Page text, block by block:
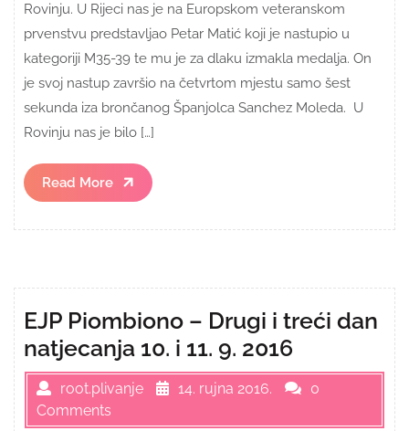
Rovinju. U Rijeci nas je na Europskom veteranskom
prvenstvu predstavljao Petar Matić koji je nastupio u
kategoriji M35-39 te mu je za dlaku izmakla medalja. On
je svoj nastup završio na četvrtom mjestu samo šest
sekunda iza brončanog Španjolca Sanchez Moleda. U
Rovinju nas je bilo […]
Read More
Read
More
EJP Piombiono – Drugi i treći dan
natjecanja 10. i 11. 9. 2016
root.plivanje 14. rujna 2016.
0
Comments